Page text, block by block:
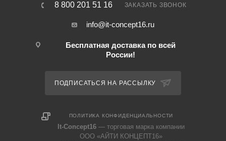
8 800 201 51 16 ЗАКАЗАТЬ ЗВОНОК
info@it-concept16.ru
Бесплатная доставка по всей
России!
ПОДПИСАТЬСЯ НА РАССЫЛКУ
ПОЛИТИКА КОНФИДЕНЦИАЛЬНОСТИ
It-Concept16 — торговая марка компании
ООО «АЙТИ КОНЦЕПТ16»